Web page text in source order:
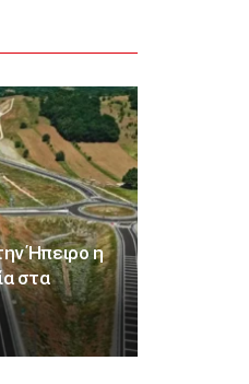
Ήπειρο η
στα